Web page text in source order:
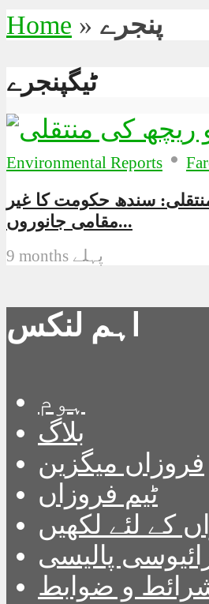
Home » پنجرے
ٹیگپنجرے
Environmental Reports •
سندھ حکومت کا غیر
مقامی جانوروں...
9 months پہلے
اہم لنکس
ہوم
بلاگ
فروزاں میگزین
ٹیم فروزاں
کے لئے لکھیں
پالیسی
و ضوابط